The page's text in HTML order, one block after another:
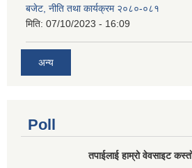
बजेट, नीति तथा कार्यक्रम २०८०-०८१
मिति: 07/10/2023 - 16:09
अन्य
Poll
तपाईलाई हाम्रो वेवसाइट